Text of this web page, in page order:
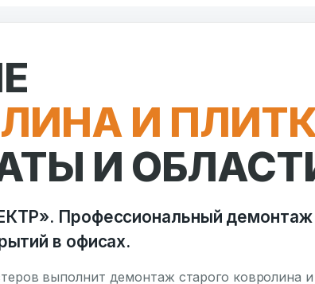
И
И
Профессиональный демонтаж
в офисах.
выполнит демонтаж старого ковролина